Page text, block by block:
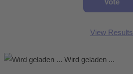
View Results
Wird geladen ...